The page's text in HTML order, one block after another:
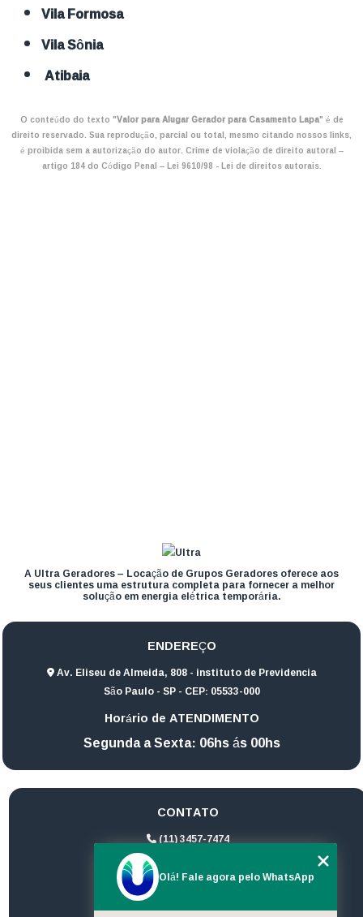
Vila Formosa
Vila Sônia
Atibaia
O conteúdo do texto "Valor para Alugar Gerador para Casamento Lapa" é de
direito reservado. Sua reprodução, parcial ou total, mesmo citando nossos links,
é proibida sem a autorização do autor. Crime de violação de direito autoral –
artigo 184 do Código Penal –Lei 9610/98 - Lei de direitos autorais.
A Ultra Geradores – Locação de Grupos Geradores oferece aos
seus clientes uma estrutura completa para fornecer a melhor
solução em energia elétrica temporária.
ENDEREÇO
Av. Eliseu de Almeida, 808 - instituto de Previdencia
São Paulo - SP - CEP: 05533-000
Horário de ATENDIMENTO
Segunda a Sexta: 06hs ás 00hs
CONTATO
(11) 3457-7474
(11) 94172-1974
contato@ultrageradores.com
Olá! Fale agora pelo WhatsApp